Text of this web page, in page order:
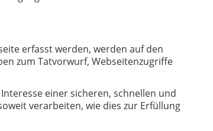
erfasst werden, werden auf den
zum Tatvorwurf, Webseitenzugriffe
einer sicheren, schnellen und
verarbeiten, wie dies zur Erfüllung